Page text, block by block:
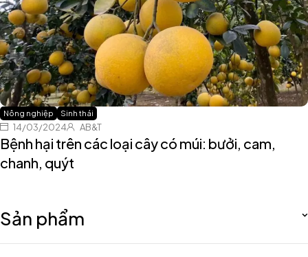
Nông nghiệp Sinh thái
14/03/2024 AB&T
Bệnh hại trên các loại cây có múi: bưởi, cam,
chanh, quýt
Sản phẩm